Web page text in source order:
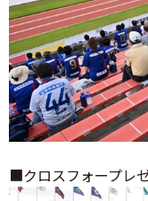
■クロスフォープレ